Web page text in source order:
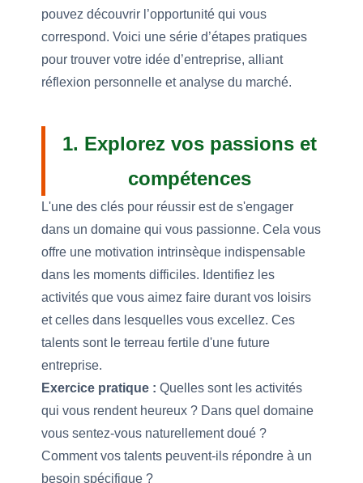
pouvez découvrir l’opportunité qui vous
correspond. Voici une série d’étapes pratiques
pour trouver votre idée d’entreprise, alliant
réflexion personnelle et analyse du marché.
1. Explorez vos passions et
compétences
L'une des clés pour réussir est de s'engager
dans un domaine qui vous passionne. Cela vous
offre une motivation intrinsèque indispensable
dans les moments difficiles. Identifiez les
activités que vous aimez faire durant vos loisirs
et celles dans lesquelles vous excellez. Ces
talents sont le terreau fertile d'une future
entreprise.
Exercice pratique : Quelles sont les activités
qui vous rendent heureux ? Dans quel domaine
vous sentez-vous naturellement doué ?
Comment vos talents peuvent-ils répondre à un
besoin spécifique ?